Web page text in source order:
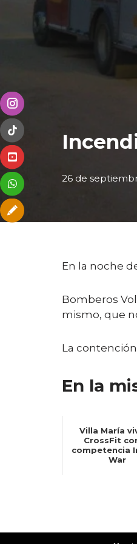
26 de
En la noche
Bomberos
mismo, que
La
En la
Villa María
CrossFit
competencia
War